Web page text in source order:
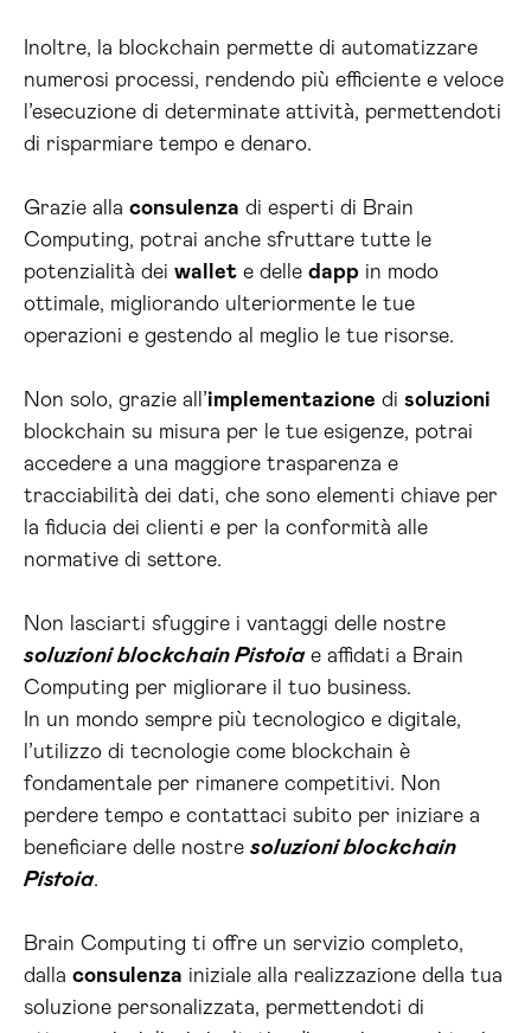
Inoltre, la blockchain permette di automatizzare
numerosi processi, rendendo più efficiente e veloce
l’esecuzione di determinate attività, permettendoti
di risparmiare tempo e denaro.
Grazie alla consulenza di esperti di Brain
Computing, potrai anche sfruttare tutte le
potenzialità dei wallet e delle dapp in modo
ottimale, migliorando ulteriormente le tue
operazioni e gestendo al meglio le tue risorse.
Non solo, grazie all’implementazione di soluzioni
blockchain su misura per le tue esigenze, potrai
accedere a una maggiore trasparenza e
tracciabilità dei dati, che sono elementi chiave per
la fiducia dei clienti e per la conformità alle
normative di settore.
Non lasciarti sfuggire i vantaggi delle nostre
soluzioni blockchain Pistoiae affidati a Brain
Computing per migliorare il tuo business.
In un mondo sempre più tecnologico e digitale,
l’utilizzo di tecnologie come blockchain è
fondamentale per rimanere competitivi. Non
perdere tempo e contattaci subito per iniziare a
beneficiare delle nostre soluzioni blockchain
Pistoia.
Brain Computing ti offre un servizio completo,
dalla consulenza iniziale alla realizzazione della tua
soluzione personalizzata, permettendoti di